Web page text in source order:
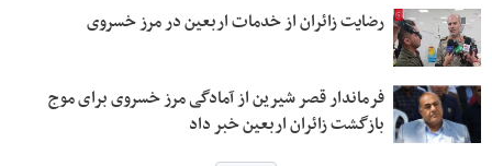
رضایت زائران از خدمات اربعین در مرز خسروی
فرماندار قصر شیرین از آمادگی مرز خسروی برای موج
بازگشت زائران اربعین خبر داد